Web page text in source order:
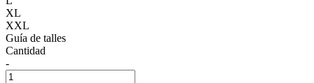
XL
XXL
Guía de talles
Cantidad
-